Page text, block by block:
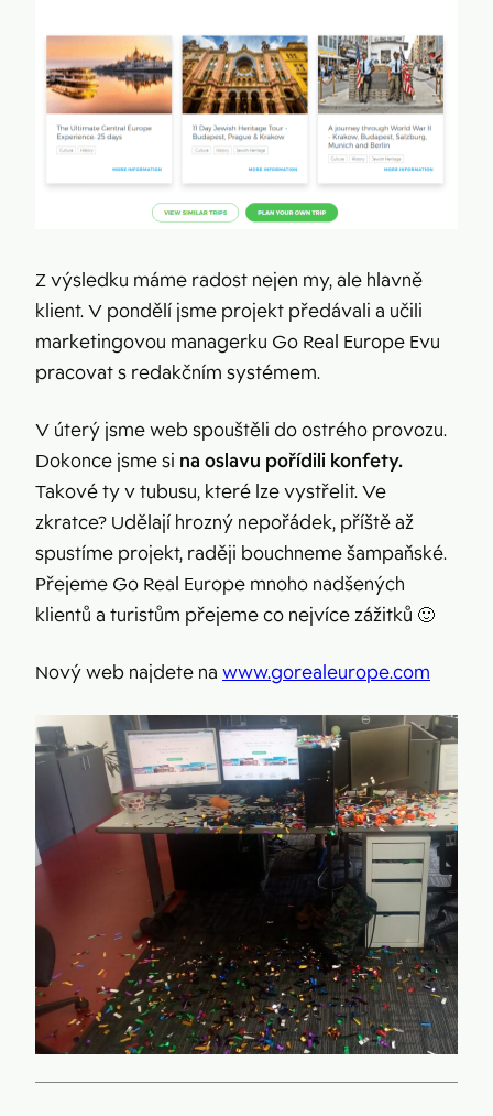
Z výsledku máme radost nejen my, ale hlavně
klient. V pondělí jsme projekt předávali a učili
marketingovou managerku Go Real Europe Evu
pracovat s redakčním systémem.
V úterý jsme web spouštěli do ostrého provozu.
Dokonce jsme si na oslavu pořídili konfety.
Takové ty v tubusu, které lze vystřelit. Ve
zkratce? Udělají hrozný nepořádek, příště až
spustíme projekt, raději bouchneme šampaňské.
Přejeme Go Real Europe mnoho nadšených
klientů a turistům přejeme co nejvíce zážitků 🙂
Nový web najdete na www.gorealeurope.com